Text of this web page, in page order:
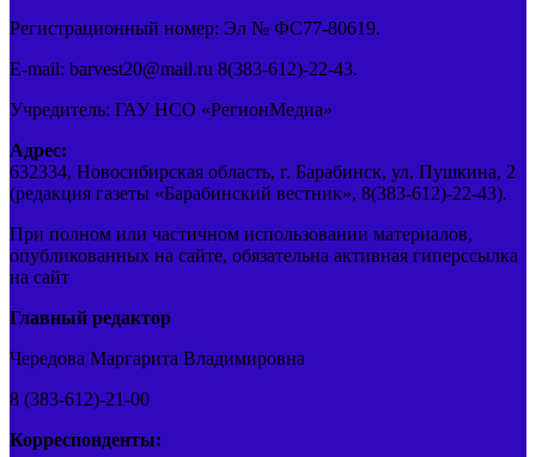
Регистрационный номер: Эл № ФС77-80619.
E-mail: barvest20@mail.ru 8(383-612)-22-43.
Учредитель: ГАУ НСО «РегионМедиа»
Адрес:
632334, Новосибирская область, г. Барабинск, ул. Пушкина, 2
(редакция газеты «Барабинский вестник», 8(383-612)-22-43).
При полном или частичном использовании материалов,
опубликованных на сайте, обязательна активная гиперссылка
на сайт
Главный редактор
Чередова Маргарита Владимировна
8 (383-612)-21-00
Корреспонденты: